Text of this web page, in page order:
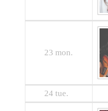
23 mon.
24 tue.